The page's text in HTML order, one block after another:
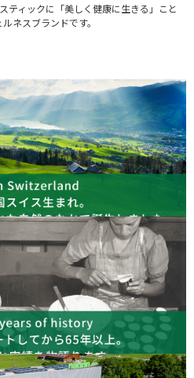
ティックに「美しく健康に生きる」こと
ネスブランドです。